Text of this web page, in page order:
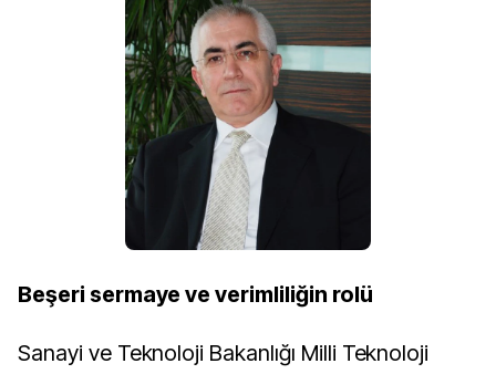
Beşeri sermaye ve verimliliğin rolü
Sanayi ve Teknoloji Bakanlığı Milli Teknoloji